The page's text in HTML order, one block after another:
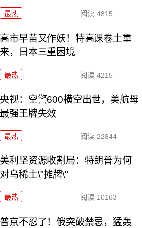
最热 阅读 4815
高市早苗又作妖！特高课卷土重
来，日本三重困境
最热 阅读 4215
央视：空警600横空出世，美航母
最强王牌失效
最热 阅读 22844
美利坚资源收割局：特朗普为何
对乌稀土\"摊牌\"
最热 阅读 10163
普京不忍了！俄突破禁忌，猛轰